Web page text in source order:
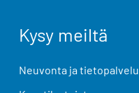
Kysy meiltä
Neuvonta ja tietopalvelu